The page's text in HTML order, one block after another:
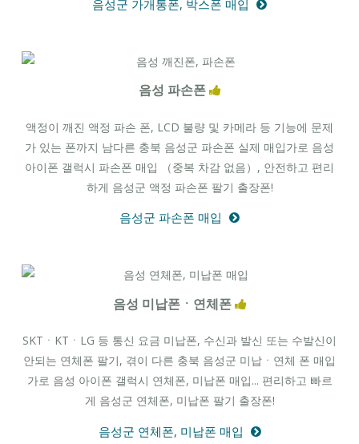
음성군 가개통폰, 박스폰 매입
음성 파손폰
액정이 깨진 액정 파손 폰, LCD 불량 및 카메라 등 기능에 문제
가 있는 폰까지 남다른 충북 음성군 파손폰 실제 매입가로 음성
아이폰 갤럭시 파손폰 매입 （중복 차감 없음）, 안전하고 편리
하게 음성군 액정 파손폰 팔기 출장폰!
음성군 파손폰 매입
음성 미납폰ㆍ연체폰
SKTㆍKTㆍLG 등 통신 요금 미납폰, 수신과 발신 또는 수발신이
안되는 연체폰 팔기, 겪이 다른 충북 음성군 미납ㆍ연체 폰 매입
가로 음성 아이폰 갤럭시 연체폰, 미납폰 매입... 편리하고 빠르
게 음성군 연체폰, 미납폰 팔기 출장폰!
음성군 연체폰, 미납폰 매입